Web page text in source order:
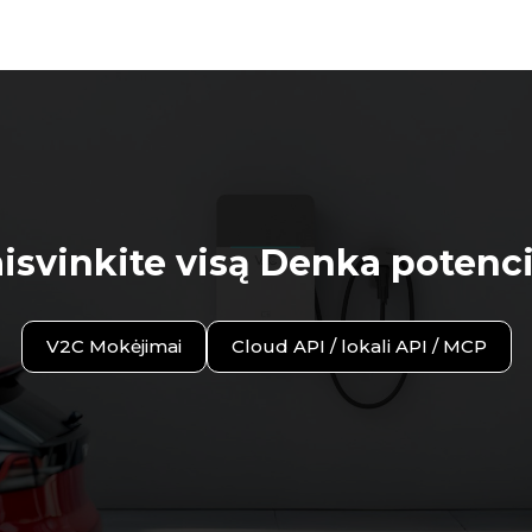
visą Denka
V2C Mokėjimai Cloud API / lokali API / MCP